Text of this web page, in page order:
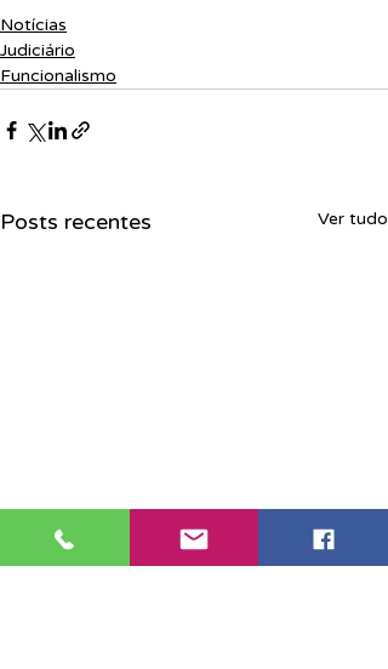
Notícias
Judiciário
Funcionalismo
Posts recentes Ver tudo